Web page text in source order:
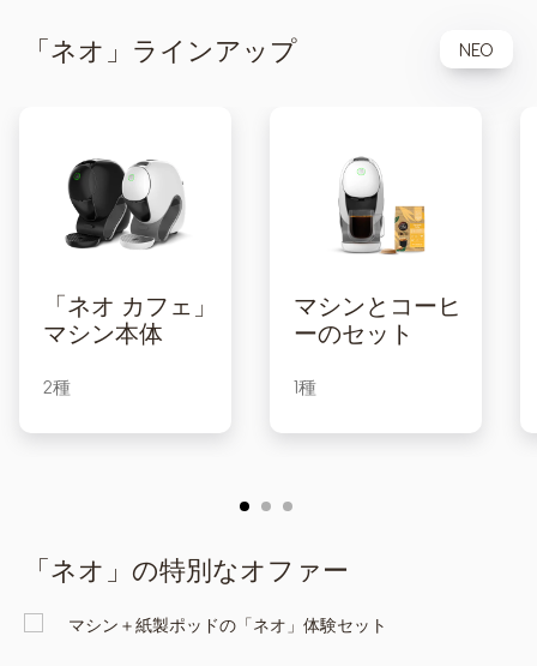
「ネオ」ラインアップ NEO
「ネオ カフェ」
マシン本体
2種
マシンとコーヒ
ーのセット
1種
「ネオ」の特別なオファー